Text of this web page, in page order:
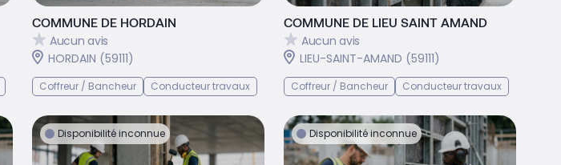
COMMUNE DE HORDAIN
Aucun avis
HORDAIN (59111)
Coffreur / Bancheur Conducteur travaux
COMMUNE DE LIEU SAINT AMAND
Aucun avis
LIEU-SAINT-AMAND (59111)
Coffreur / Bancheur Conducteur travaux
Disponibilité inconnue Disponibilité inconnue